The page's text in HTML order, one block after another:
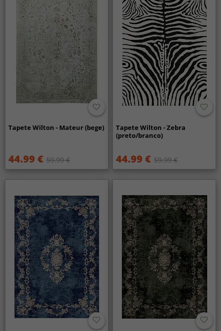
Tapete Wilton - Mateur (bege)
44.99 € 59.99 €
Tapete Wilton - Zebra
(preto/branco)
44.99 € 59.99 €